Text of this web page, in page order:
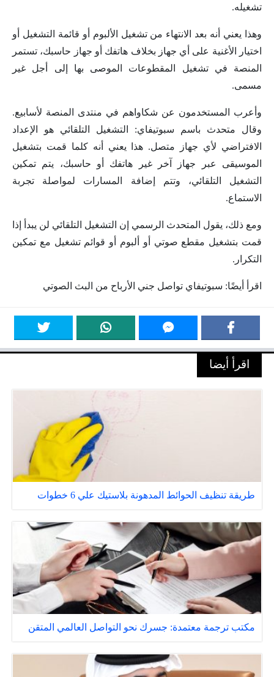
تشغيله.
وهذا يعني أنه بعد الانتهاء من تشغيل الألبوم أو قائمة التشغيل أو
اختيار الأغنية على أي جهاز بخلاف هاتفك أو جهاز حاسبك، تستمر
المنصة في تشغيل المقطوعات الموصى بها إلى أجل غير
مسمى.
وأعرب المستخدمون عن شكاواهم في منتدى المنصة لأسابيع.
وقال متحدث باسم سبوتيفاي: التشغيل التلقائي هو الإعداد
الافتراضي لأي جهاز متصل. هذا يعني أنه كلما قمت بتشغيل
الموسيقى عبر جهاز آخر غير هاتفك أو حاسبك، يتم تمكين
التشغيل التلقائي، وتتم إضافة المسارات لمواصلة تجربة
الاستماع.
ومع ذلك، يقول المتحدث الرسمي إن التشغيل التلقائي لن يبدأ إذا
قمت بتشغيل مقطع صوتي أو ألبوم أو قوائم تشغيل مع تمكين
التكرار.
اقرأ أيضًا: سبوتيفاي تواصل جني الأرباح من البث الصوتي
اقرأ أيضا
طريقة تنظيف الحوائط المدهونة بلاستيك علي 6 خطوات
مكتب ترجمة معتمدة: جسرك نحو التواصل العالمي المتقن